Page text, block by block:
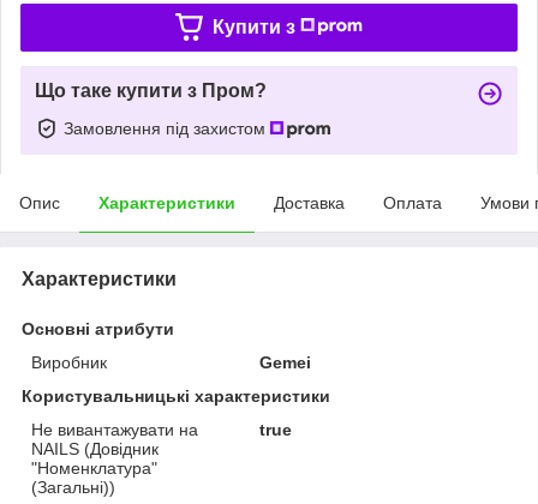
Купити з
Що таке купити з Пром?
Замовлення під захистом
Опис Характеристики Доставка Оплата Умови
Характеристики
Основні атрибути
Виробник
Gemei
Користувальницькі характеристики
Не вивантажувати на
NAILS (Довідник
"Номенклатура"
(Загальні))
true